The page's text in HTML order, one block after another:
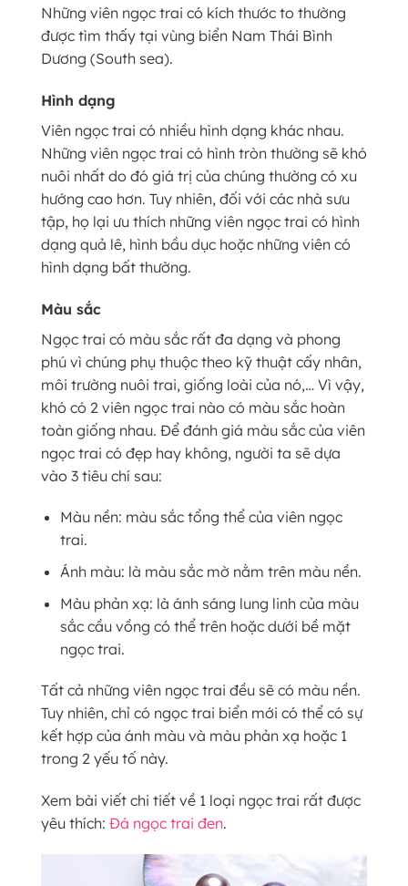
Những viên ngọc trai có kích thước to thường
được tìm thấy tại vùng biển Nam Thái Bình
Dương (South sea).
Hình dạng
Viên ngọc trai có nhiều hình dạng khác nhau.
Những viên ngọc trai có hình tròn thường sẽ khó
nuôi nhất do đó giá trị của chúng thường có xu
hướng cao hơn. Tuy nhiên, đối với các nhà sưu
tập, họ lại ưu thích những viên ngọc trai có hình
dạng quả lê, hình bầu dục hoặc những viên có
hình dạng bất thường.
Màu sắc
Ngọc trai có màu sắc rất đa dạng và phong
phú vì chúng phụ thuộc theo kỹ thuật cấy nhân,
môi trường nuôi trai, giống loài của nó,… Vì vậy,
khó có 2 viên ngọc trai nào có màu sắc hoàn
toàn giống nhau. Để đánh giá màu sắc của viên
ngọc trai có đẹp hay không, người ta sẽ dựa
vào 3 tiêu chí sau:
Màu nền: màu sắc tổng thể của viên ngọc
trai.
Ánh màu: là màu sắc mờ nằm trên màu nền.
Màu phản xạ: là ánh sáng lung linh của màu
sắc cầu vồng có thể trên hoặc dưới bề mặt
ngọc trai.
Tất cả những viên ngọc trai đều sẽ có màu nền.
Tuy nhiên, chỉ có ngọc trai biển mới có thể có sự
kết hợp của ánh màu và màu phản xạ hoặc 1
trong 2 yếu tố này.
Xem bài viết chi tiết về 1 loại ngọc trai rất được
yêu thích: Đá ngọc trai đen.